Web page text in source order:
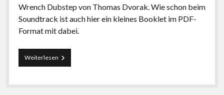
Wrench Dubstep von Thomas Dvorak. Wie schon beim
Soundtrack ist auch hier ein kleines Booklet im PDF-
Format mit dabei.
WeiterlesenKostenloser
Download:
Bonus-